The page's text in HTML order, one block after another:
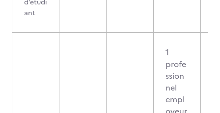
d’étudi
ant
1
profe
ssion
nel
empl